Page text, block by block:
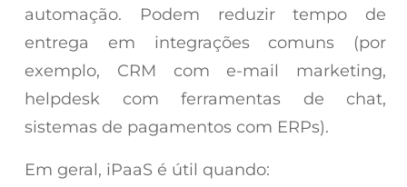
automação. Podem reduzir tempo de
entrega em integrações comuns (por
exemplo, CRM com e-mail marketing,
helpdesk com ferramentas de chat,
sistemas de pagamentos com ERPs).
Em geral, iPaaS é útil quando: